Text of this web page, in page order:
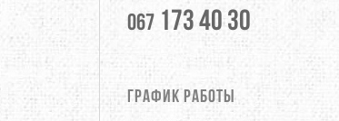
EXTREMITIES
FITWELL
067 173 40 30
График работы